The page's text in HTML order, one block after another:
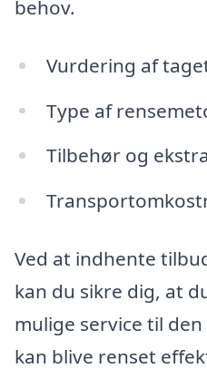
behov.
Vurdering af
Type af
Tilbehør og
Ved at indhente
kan du sikre dig, at
mulige service til
kan blive renset